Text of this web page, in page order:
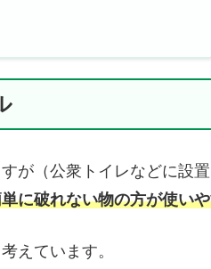
が（公衆トイレなどに設置
に破れない物の方が使い
えています。